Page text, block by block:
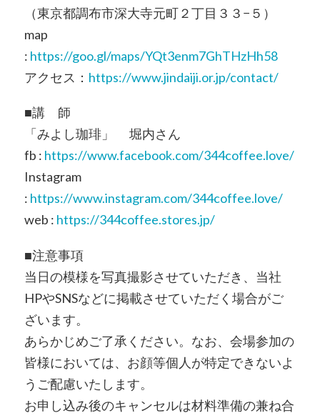
（東京都調布市深大寺元町２丁目３３−５）
map
: https://goo.gl/maps/YQt3enm7GhTHzHh58
アクセス： https://www.jindaiji.or.jp/contact/
■講 師
「みよし珈琲」 堀内さん
fb : https://www.facebook.com/344coffee.love/
Instagram
: https://www.instagram.com/344coffee.love/
web : https://344coffee.stores.jp/
■注意事項
当日の模様を写真撮影させていただき、当社
HPやSNSなどに掲載させていただく場合がご
ざいます。
あらかじめご了承ください。なお、会場参加の
皆様においては、お顔等個人が特定できないよ
うご配慮いたします。
お申し込み後のキャンセルは材料準備の兼ね合